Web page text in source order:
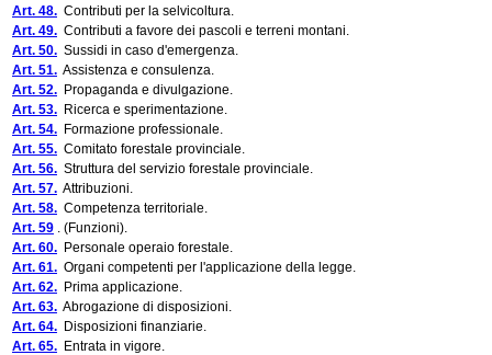
Art. 48. Contributi per la selvicoltura.
Art. 49. Contributi a favore dei pascoli e terreni montani.
Art. 50. Sussidi in caso d'emergenza.
Art. 51. Assistenza e consulenza.
Art. 52. Propaganda e divulgazione.
Art. 53. Ricerca e sperimentazione.
Art. 54. Formazione professionale.
Art. 55. Comitato forestale provinciale.
Art. 56. Struttura del servizio forestale provinciale.
Art. 57. Attribuzioni.
Art. 58. Competenza territoriale.
Art. 59 . (Funzioni).
Art. 60. Personale operaio forestale.
Art. 61. Organi competenti per l'applicazione della legge.
Art. 62. Prima applicazione.
Art. 63. Abrogazione di disposizioni.
Art. 64. Disposizioni finanziarie.
Art. 65. Entrata in vigore.